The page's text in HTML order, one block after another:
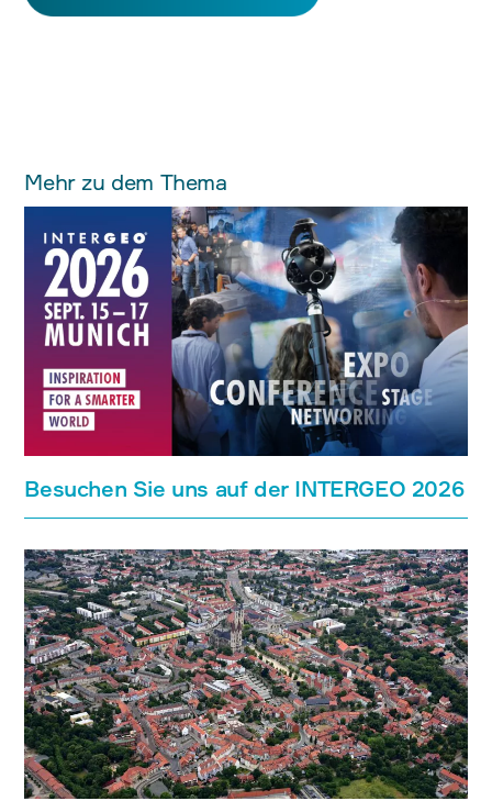
Mehr zu dem Thema
Besuchen Sie uns auf der INTERGEO 2026